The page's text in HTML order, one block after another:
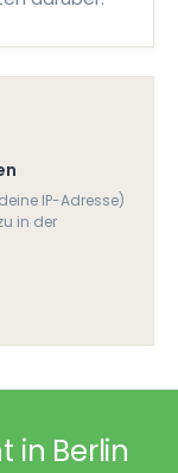
Basilikum.
serviert.
IP-Adresse)
in der
in Berlin